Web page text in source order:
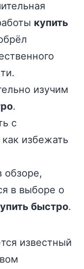
купить
изучим
.
с
избежать
в выборе о
быстро.
известный